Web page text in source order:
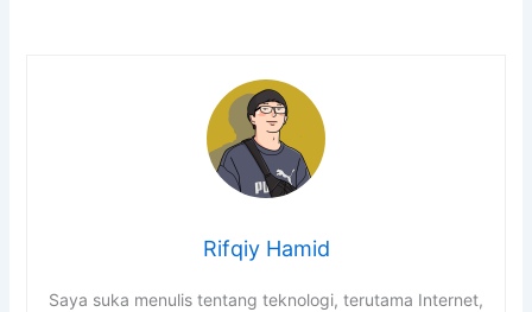
Rifqiy Hamid
Saya suka menulis tentang teknologi, terutama Internet,